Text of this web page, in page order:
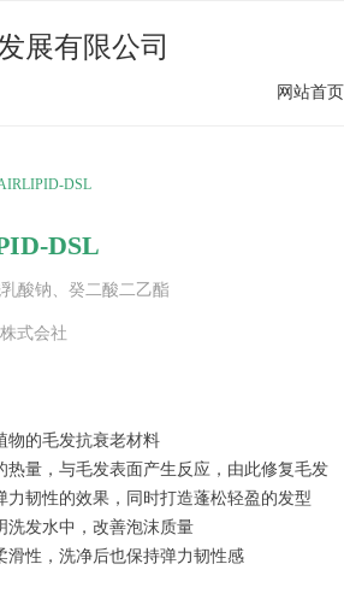
网站首页
展有限公司
DSL
DSL
酸钠、癸二酸二乙酯
式会社
物的毛发抗衰老材料
热量，与毛发表面产生反应，由此修复毛发
力韧性的效果，同时打造蓬松轻盈的发型
洗发水中，改善泡沫质量
滑性，洗净后也保持弹力韧性感